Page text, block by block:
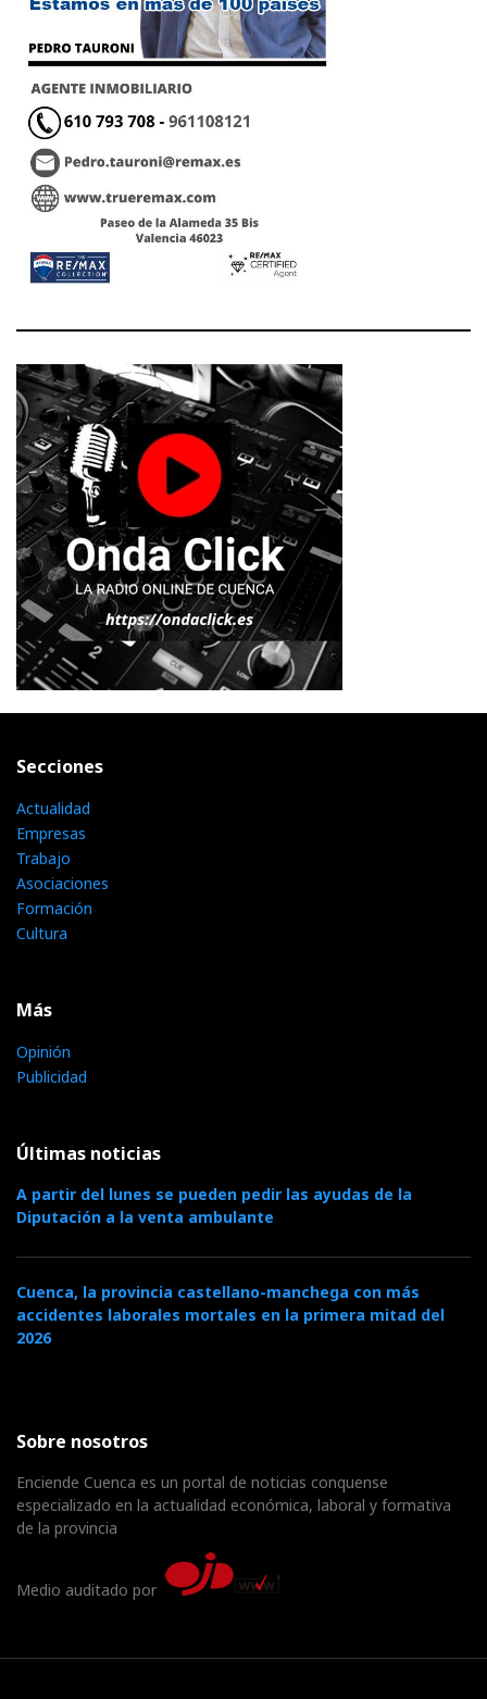
Secciones
Actualidad
Empresas
Trabajo
Asociaciones
Formación
Cultura
Más
Opinión
Publicidad
Últimas noticias
A partir del lunes se pueden pedir las ayudas de la
Diputación a la venta ambulante
Cuenca, la provincia castellano-manchega con más
accidentes laborales mortales en la primera mitad del
2026
Sobre nosotros
Enciende Cuenca es un portal de noticias conquense
especializado en la actualidad económica, laboral y formativa
de la provincia
Medio auditado por